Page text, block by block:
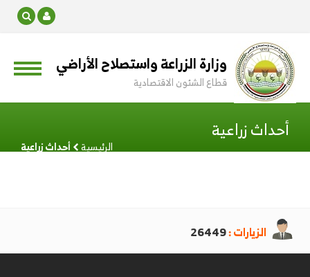
وزارة الزراعة واستصلاح الأراضي
قطاع الشئون الاقتصادية
أحداث زراعية
الرئيسية أحداث زراعية
الزيارات :26449